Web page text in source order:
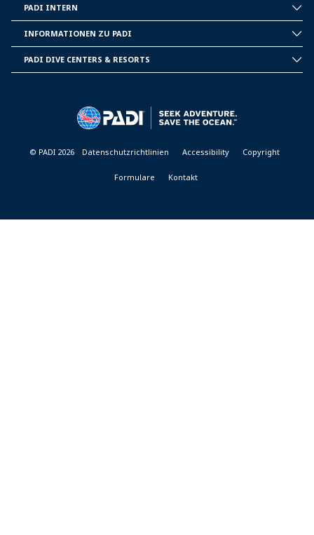
PADI
PADI INTERN
INFORMATION
INFORMATIONEN ZU PADI
PADI DIVE CENTERS & RESORTS
© PADI 2026 Datenschutzrichtlinien Accessibility Copyright
Formulare Kontakt